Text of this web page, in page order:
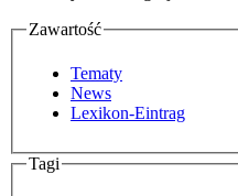
Zawartość
Tematy
News
Lexikon-Eintrag
Tagi